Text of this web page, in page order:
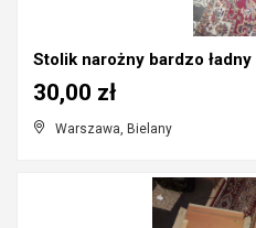
Stolik narożny bardzo ładny
Warszawa, Bielany
30,00 zł